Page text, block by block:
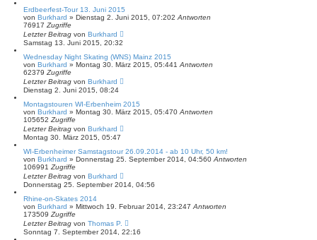
Erdbeerfest-Tour 13. Juni 2015
von Burkhard » Dienstag 2. Juni 2015, 07:202 Antworten
76917 Zugriffe
Letzter Beitrag von Burkhard
Samstag 13. Juni 2015, 20:32
Wednesday Night Skating (WNS) Mainz 2015
von Burkhard » Montag 30. März 2015, 05:441 Antworten
62379 Zugriffe
Letzter Beitrag von Burkhard
Dienstag 2. Juni 2015, 08:24
Montagstouren WI-Erbenheim 2015
von Burkhard » Montag 30. März 2015, 05:470 Antworten
105652 Zugriffe
Letzter Beitrag von Burkhard
Montag 30. März 2015, 05:47
WI-Erbenheimer Samstagstour 26.09.2014 - ab 10 Uhr, 50 km!
von Burkhard » Donnerstag 25. September 2014, 04:560 Antworten
106991 Zugriffe
Letzter Beitrag von Burkhard
Donnerstag 25. September 2014, 04:56
Rhine-on-Skates 2014
von Burkhard » Mittwoch 19. Februar 2014, 23:247 Antworten
173509 Zugriffe
Letzter Beitrag von Thomas P.
Sonntag 7. September 2014, 22:16